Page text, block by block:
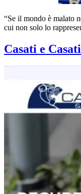
“Se il mondo è malato
cui non solo lo
Casati e